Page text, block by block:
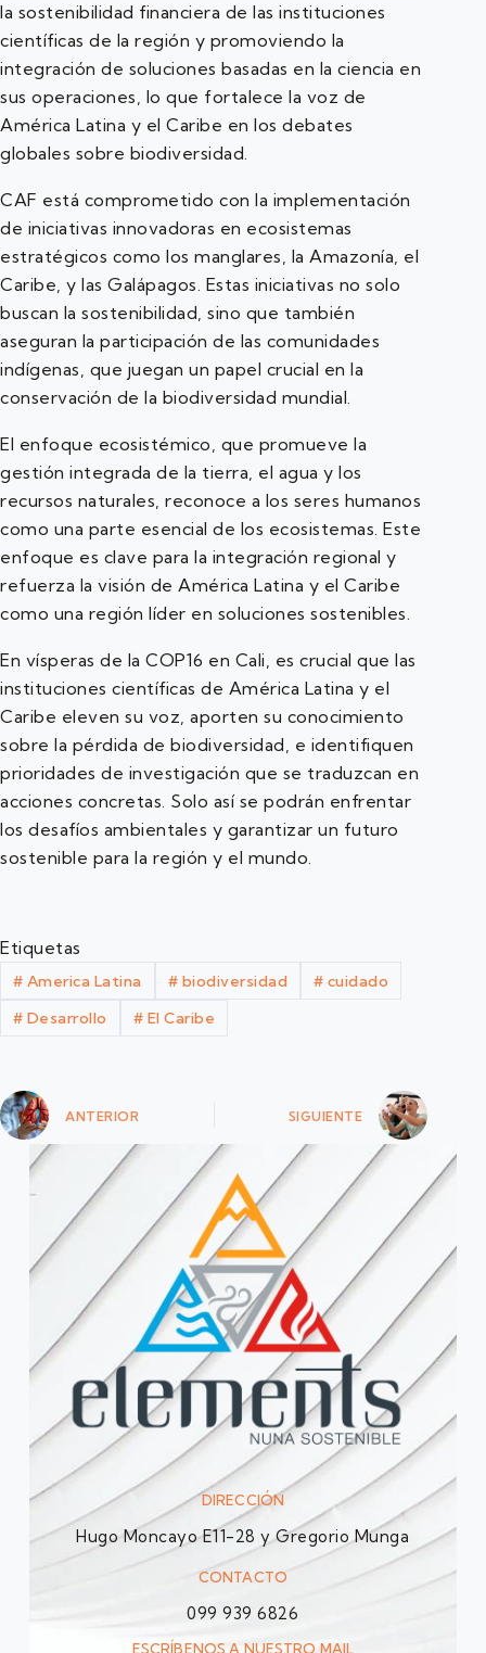
la sostenibilidad financiera de las instituciones
científicas de la región y promoviendo la
integración de soluciones basadas en la ciencia en
sus operaciones, lo que fortalece la voz de
América Latina y el Caribe en los debates
globales sobre biodiversidad.
CAF está comprometido con la implementación
de iniciativas innovadoras en ecosistemas
estratégicos como los manglares, la Amazonía, el
Caribe, y las Galápagos. Estas iniciativas no solo
buscan la sostenibilidad, sino que también
aseguran la participación de las comunidades
indígenas, que juegan un papel crucial en la
conservación de la biodiversidad mundial.
El enfoque ecosistémico, que promueve la
gestión integrada de la tierra, el agua y los
recursos naturales, reconoce a los seres humanos
como una parte esencial de los ecosistemas. Este
enfoque es clave para la integración regional y
refuerza la visión de América Latina y el Caribe
como una región líder en soluciones sostenibles.
En vísperas de la COP16 en Cali, es crucial que las
instituciones científicas de América Latina y el
Caribe eleven su voz, aporten su conocimiento
sobre la pérdida de biodiversidad, e identifiquen
prioridades de investigación que se traduzcan en
acciones concretas. Solo así se podrán enfrentar
los desafíos ambientales y garantizar un futuro
sostenible para la región y el mundo.
Etiquetas
# America Latina # biodiversidad # cuidado
# Desarrollo # El Caribe
ANTERIOR SIGUIENTE
DIRECCIÓN
Hugo Moncayo E11-28 y Gregorio Munga
CONTACTO
099 939 6826
ESCRÍBENOS A NUESTRO MAIL